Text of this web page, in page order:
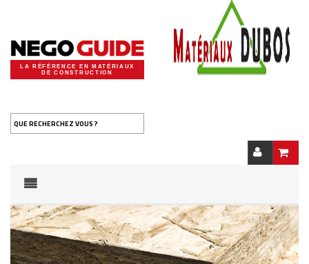
LA RÉFÉRENCE EN MATÉRIAUX
DE CONSTRUCTION
QUE RECHERCHEZ VOUS ?